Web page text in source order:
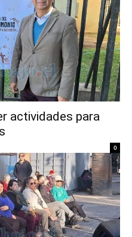
actividades para
0